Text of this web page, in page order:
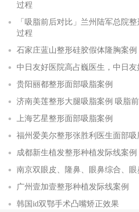
过程
「吸脂前后对比」兰州陆军总院
过程
石家庄蓝山整形硅胶假体隆胸案
中日友好医院高占巍医生，中日
贵阳丽都整形面部吸脂案例
济南美莲整形大腿吸脂案例 吸脂
上海艺星整形面部吸脂案例
福州爱美尔整形张胜利医生面部吸
成都新生植发整形种植发际线案例
南京双眼皮、隆鼻、眼鼻综合、眼
广州壹加壹整形种植发际线案例
韩国id双鄂手术凸嘴矫正效果